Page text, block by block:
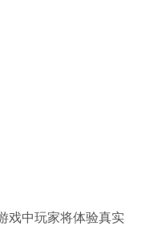
戏中玩家将体验真实